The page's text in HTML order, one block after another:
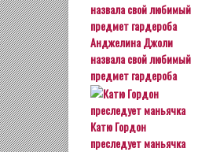
Анджелина Джоли
назвала свой любимый
предмет гардероба
Катю Гордон
преследует маньячка